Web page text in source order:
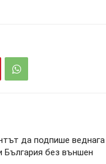
да подпише веднага
България без външен